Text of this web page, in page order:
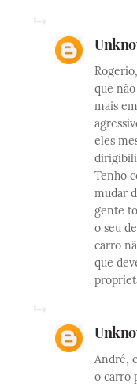
que
mais
eles
Tenho
mudar
gente
o seu
carro
que
André,
o carro